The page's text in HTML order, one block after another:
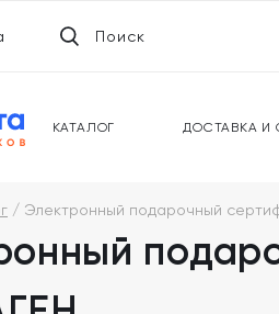
КАТАЛОГ ДОСТАВКА И
Поиск
Электронный подарочный